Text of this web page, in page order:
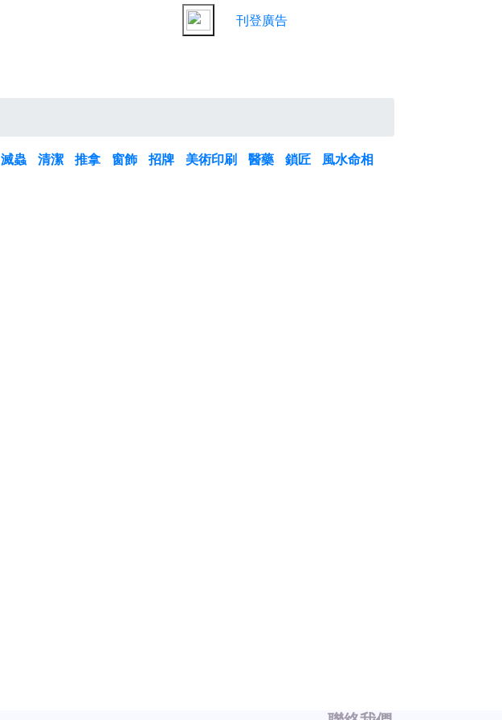
刊登廣告
滅蟲 清潔 推拿 窗飾 招牌 美術印刷 醫藥 鎖匠
風水命相